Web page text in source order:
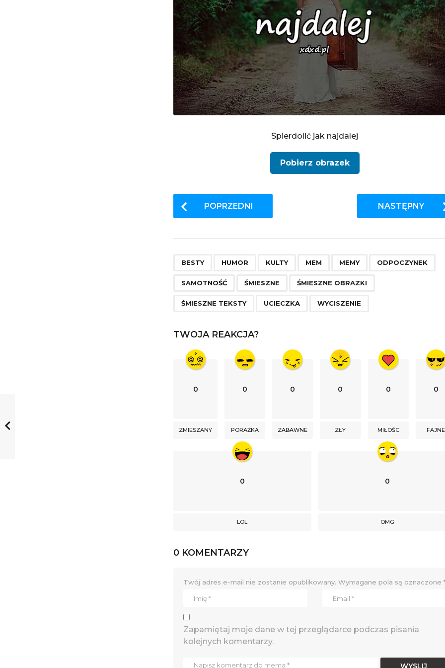
Spierdolić jak najdalej
Pobierz obrazek
P
o
P
a
g
n
POPRZEDNI NASTĘPNY
BESTY HUMOR KULTY MEM MEMY ODPOCZYNEK
SAMOTNOŚĆ ŚMIESZNE ŚMIESZNE OBRAZKI
ŚMIESZNE TEKSTY UCIECZKA WYCISZENIE
TWOJA REAKCJA?
0
ZMIESZANY
0
PORAŻKA
0
ZABAWNE
0
ZŁY
0
MIŁOŚC
0
FAJNE
0
LOL
0
OMG
0 KOMENTARZY
Twój adres e-mail nie zostanie opublikowany. Wymagane pola są oznaczone
Zapamiętaj moje dane w tej przeglądarce podczas pisania
kolejnych komentarzy.